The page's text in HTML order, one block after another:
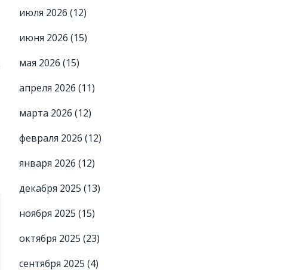
июля 2026 (12)
июня 2026 (15)
мая 2026 (15)
апреля 2026 (11)
марта 2026 (12)
февраля 2026 (12)
января 2026 (12)
декабря 2025 (13)
ноября 2025 (15)
октября 2025 (23)
сентября 2025 (4)